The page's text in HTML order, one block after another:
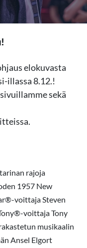
elokuvasta
illassa 8.12.!
sekä
rajoja
1957 New
voittaja Steven
voittaja Tony
musikaalin
Ansel Elgort